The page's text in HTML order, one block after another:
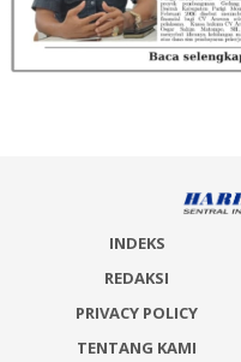
INDEKS
REDAKSI
PRIVACY POLICY
TENTANG KAMI